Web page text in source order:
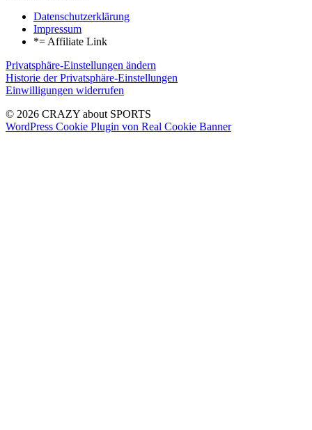
Datenschutzerklärung
Impressum
*= Affiliate Link
Privatsphäre-Einstellungen ändern
Historie der Privatsphäre-Einstellungen
Einwilligungen widerrufen
© 2026 CRAZY about SPORTS
WordPress Cookie Plugin von Real Cookie Banner